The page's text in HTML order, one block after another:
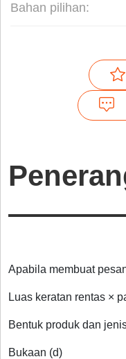
Bahan pilihan:
Apabila membuat
Luas keratan rentas ×
Bentuk produk dan
Bukaan (d)